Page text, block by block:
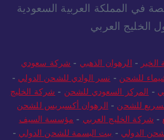
في المملكة العربية السعودية
الخليج العربي
- الرهوان الذهبي - شركة سعودي
للشحن - نسر الوادي للشحن الدولي -
- المركز السعودي للشحن - شركة الخليج
للشحن - الرهوان أكسبريس للشحن
- شركة الخليج العربي - مؤسسة السيف
الدولي - بيت البسمة للشحن الدولي -